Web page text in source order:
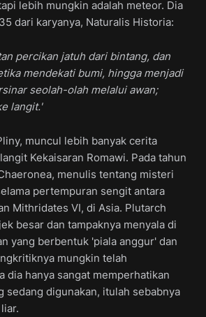
lebih mungkin adalah meteor. Dia
dari karyanya, Naturalis Historia:
percikan jatuh dari bintang, dan
mendekati bumi, hingga menjadi
seolah-olah melalui awan;
langit.'
muncul lebih banyak cerita
Kekaisaran Romawi. Pada tahun
menulis tentang misteri
pertempuran sengit antara
Mithridates VI, di Asia. Plutarch
besar dan tampaknya menyala di
yang berbentuk 'piala anggur' dan
mungkin telah
dia hanya sangat memperhatikan
sedang digunakan, itulah sebabnya